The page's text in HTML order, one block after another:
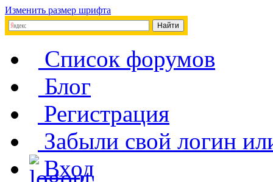
Изменить размер шрифта
Список форумов
Блог
Регистрация
Забыли свой логин
Вход